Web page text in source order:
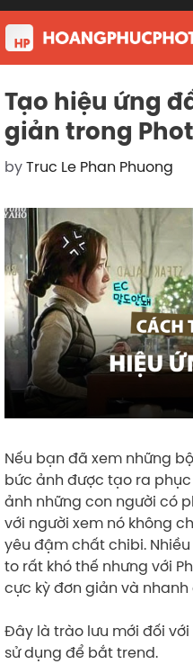
Skip
to
content
Tạo hiệu ứng
giản trong
byTruc Le Phan Phuong
Nếu bạn đã xem những
bức ảnh được tạo ra
ảnh những con người có
với người xem nó không
yêu đậm chất chibi.
to rất khó thế nhưng với
cực kỳ đơn giản và nhanh
Đây là trào lưu mới đối
sử dụng để bắt trend.